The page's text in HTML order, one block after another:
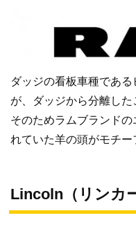
ダッジの看板車種である
が、ダッジから分離した
そのためラムブランド
れていた羊の頭がモチー
Lincoln（リンカ